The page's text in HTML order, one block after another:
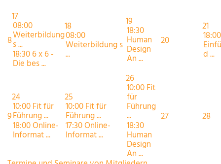
8
17
08:00
Weiterbildung
s ...
18:30 6 x 6 -
Die bes ...
18
08:00
Weiterbildung s
...
19
18:30
Human
Design
An ...
20
21
18:00
d ...
9
24
10:00 Fit für
Führung ...
18:00 Online-
Informat ...
25
10:00 Fit für
Führung ...
17:30 Online-
Informat ...
26
10:00 Fit
für
Führung
...
18:30
Human
Design
An ...
27 28